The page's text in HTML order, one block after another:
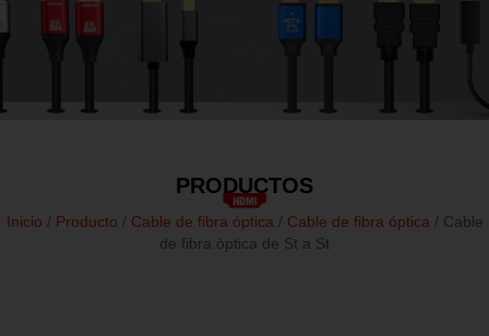
PRODUCTOS
Inicio / Producto / Cable de fibra óptica/ Cable de fibra óptica/ Cable
de fibra óptica de St a St